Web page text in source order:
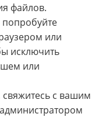
файлов.
попробуйте
или
исключить
или
свяжитесь с вашим